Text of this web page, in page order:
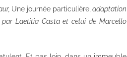
Une journée particulière, adaptation
Laetitia Casta et celui de Marcello